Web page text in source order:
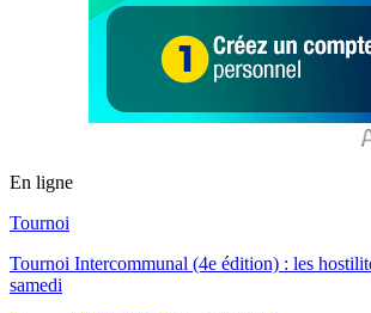
En ligne
Tournoi
Tournoi Intercommunal (4e édition) : les
samedi